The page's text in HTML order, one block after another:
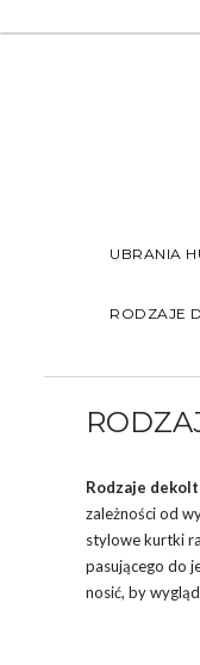
UBRANIA
RODZAJE
Rodzaje
zależności od
stylowe kurtki
pasującego do
nosić, by